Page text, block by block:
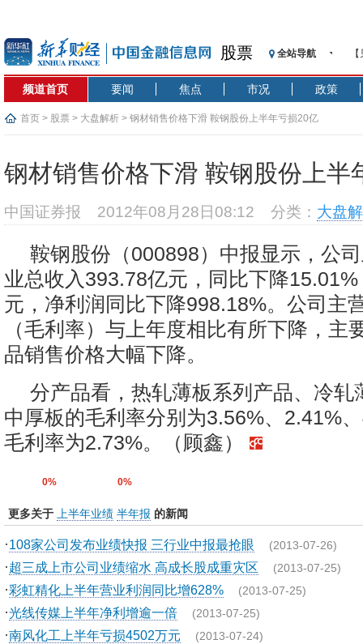
股票 全站导航
记
央
沥
恒
频道首页 要闻 焦点 市况 政策
首页 > 股票 > 大盘解析 > 钢材销售价格下滑 鞍钢股份上半年亏损20亿
钢材销售价格下滑 鞍钢股份上半
中国证券报 2012年08月28日08:12 分类： 大盘
鞍钢股份（000898）中报显示，公
业总收入393.78亿元，同比下降
元，净利润同比下降998.18%。公司主
（毛利率）与上年度相比有所下降，主
品销售价格大幅下降。
分产品看，热轧薄板系列产品、冷轧
中厚板的毛利率分别为3.56%、2.41%
毛利率为2.73%。（顾鑫）
0% 0%
更多关于 上半年业绩 半年报 的新闻
·108家公司发布业绩快报 三行业中报最抢眼 (2013-07-26)
·超三成上市公司业绩缩水 高成长股成重灾区 (2013-07-25)
·彩虹精化上半年营业利润同比增628% (2013-07-25)
·光线传媒上半年净利增逾一倍 (2013-07-25)
·南风化工上半年亏损4502万元 (2013-07-24)